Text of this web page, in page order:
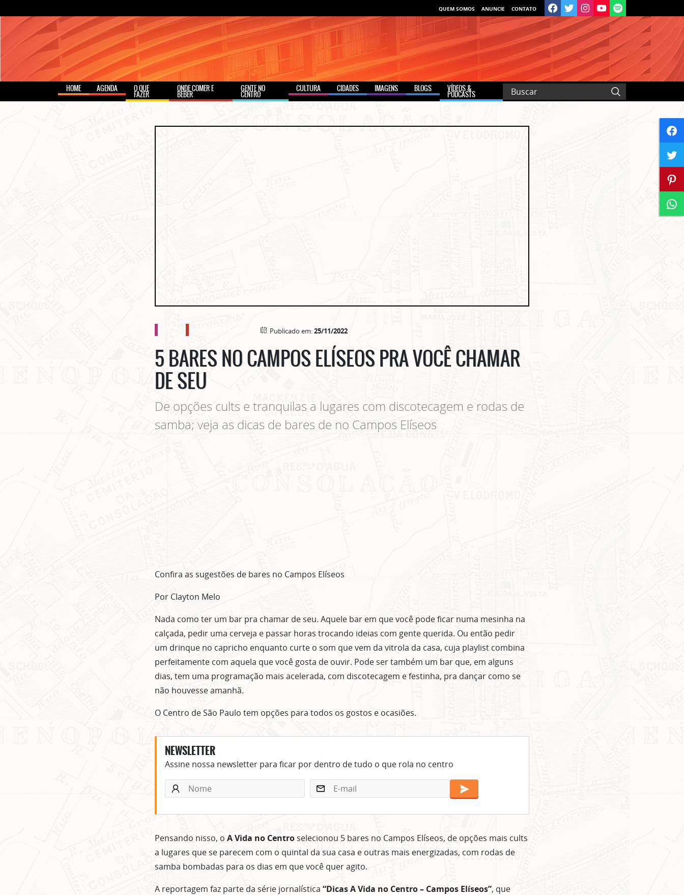
QUEM SOMOS ANUNCIE CONTATO
HOME AGENDA O QUE
FAZER
ONDE COMER E
BEBER
GENTE NO
CENTRO
CULTURA CIDADES IMAGENS BLOGS VÍDEOS &
PODCASTS
Publicado em:25/11/2022
5 BARES NO CAMPOS ELÍSEOS PRA VOCÊ CHAMAR
DE SEU
De opções cults e tranquilas a lugares com discotecagem e rodas de
samba; veja as dicas de bares de no Campos Elíseos
Confira as sugestões de bares no Campos Elíseos
Por Clayton Melo
Nada como ter um bar pra chamar de seu. Aquele bar em que você pode ficar numa mesinha na
calçada, pedir uma cerveja e passar horas trocando ideias com gente querida. Ou então pedir
um drinque no capricho enquanto curte o som que vem da vitrola da casa, cuja playlist combina
perfeitamente com aquela que você gosta de ouvir. Pode ser também um bar que, em alguns
dias, tem uma programação mais acelerada, com discotecagem e festinha, pra dançar como se
não houvesse amanhã.
O Centro de São Paulo tem opções para todos os gostos e ocasiões.
NEWSLETTER
Assine nossa newsletter para ficar por dentro de tudo o que rola no centro
Pensando nisso, o A Vida no Centro selecionou 5 bares no Campos Elíseos, de opções mais cults
a lugares que se parecem com o quintal da sua casa e outras mais energizadas, com rodas de
samba bombadas para os dias em que você quer agito.
A reportagem faz parte da série jornalística “Dicas A Vida no Centro – Campos Elíseos”, que